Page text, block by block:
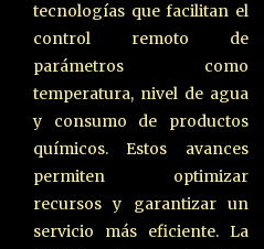
tecnologías que facilitan el
control remoto de
parámetros como
temperatura, nivel de agua
y consumo de productos
químicos. Estos avances
permiten optimizar
recursos y garantizar un
servicio más eficiente. La